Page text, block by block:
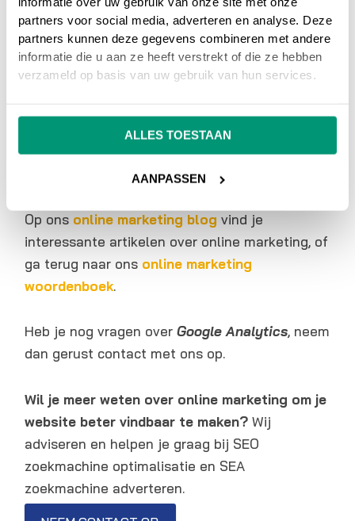
partners voor social media, adverteren en analyse. Deze
partners kunnen deze gegevens combineren met andere
informatie die u aan ze heeft verstrekt of die ze hebben
verzameld op basis van uw gebruik van hun services.
ALLES TOESTAAN
AANPASSEN
Op ons online marketing blog vind je
interessante artikelen over online marketing, of
ga terug naar ons online marketing
woordenboek.
Heb je nog vragen overGoogle Analytics, neem
dan gerust contact met ons op.
Wil je meer weten over online marketing om je
website beter vindbaar te maken? Wij
adviseren en helpen je graag bij SEO
zoekmachine optimalisatie en SEA
zoekmachine adverteren.
website niet meegenomen in de statistieken
van Google Analytics.
De opties binnen Google Analytics zijn